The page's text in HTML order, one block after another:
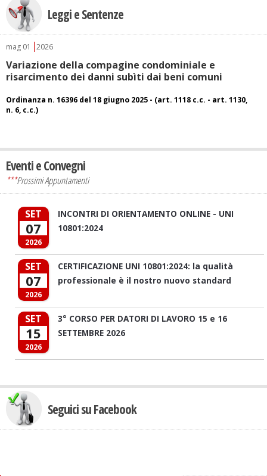
Leggi e Sentenze
mag 01 2026
Variazione della compagine condominiale e
risarcimento dei danni subìti dai beni comuni
Ordinanza n. 16396 del 18 giugno 2025 - (art. 1118 c.c. - art. 1130,
n. 6, c.c.)
Eventi e Convegni
***Prossimi Appuntamenti
SET
07
2026
INCONTRI DI ORIENTAMENTO ONLINE - UNI
10801:2024
SET
07
2026
CERTIFICAZIONE UNI 10801:2024: la qualità
professionale è il nostro nuovo standard
SET
15
2026
3° CORSO PER DATORI DI LAVORO 15 e 16
SETTEMBRE 2026
Seguici su Facebook